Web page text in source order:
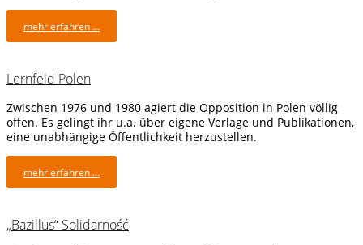
mehr erfahren ...
Lernfeld Polen
Zwischen 1976 und 1980 agiert die Opposition in Polen völlig
offen. Es gelingt ihr u.a. über eigene Verlage und Publikationen,
eine unabhängige Öffentlichkeit herzustellen.
mehr erfahren ...
„Bazillus“ Solidarność